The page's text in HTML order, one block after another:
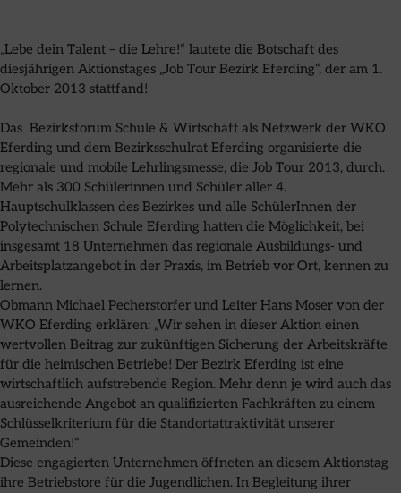
„Lebe dein Talent – die Lehre!“ lautete die Botschaft des
diesjährigen Aktionstages „Job Tour Bezirk Eferding“, der am 1.
Oktober 2013 stattfand!
Das Bezirksforum Schule & Wirtschaft als Netzwerk der WKO
Eferding und dem Bezirksschulrat Eferding organisierte die
regionale und mobile Lehrlingsmesse, die Job Tour 2013, durch.
Mehr als 300 Schülerinnen und Schüler aller 4.
Hauptschulklassen des Bezirkes und alle SchülerInnen der
Polytechnischen Schule Eferding hatten die Möglichkeit, bei
insgesamt 18 Unternehmen das regionale Ausbildungs- und
Arbeitsplatzangebot in der Praxis, im Betrieb vor Ort, kennen zu
lernen.
Obmann Michael Pecherstorfer und Leiter Hans Moser von der
WKO Eferding erklären: „Wir sehen in dieser Aktion einen
wertvollen Beitrag zur zukünftigen Sicherung der Arbeitskräfte
für die heimischen Betriebe! Der Bezirk Eferding ist eine
wirtschaftlich aufstrebende Region. Mehr denn je wird auch das
ausreichende Angebot an qualifizierten Fachkräften zu einem
Schlüsselkriterium für die Standortattraktivität unserer
Gemeinden!“
Diese engagierten Unternehmen öffneten an diesem Aktionstag
ihre Betriebstore für die Jugendlichen. In Begleitung ihrer